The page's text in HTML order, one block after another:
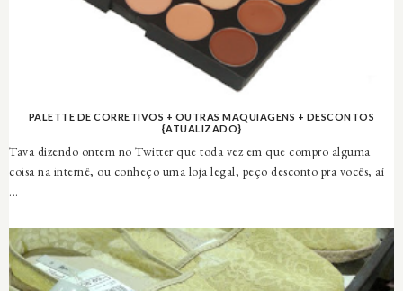
PALETTE DE CORRETIVOS + OUTRAS MAQUIAGENS + DESCONTOS
{ATUALIZADO}
Tava dizendo ontem no Twitter que toda vez em que compro alguma
coisa na internê, ou conheço uma loja legal, peço desconto pra vocês, aí
...